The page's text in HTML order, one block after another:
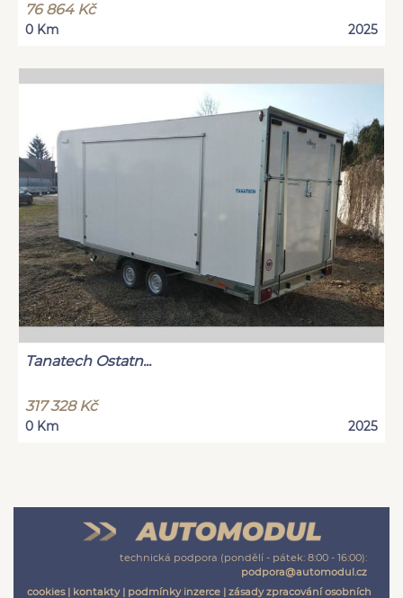
76 864 Kč
0 Km 2025
Tanatech Ostatn...
317 328 Kč
0 Km 2025
technická podpora (pondělí - pátek: 8:00 - 16:00):
podpora@automodul.cz
cookies| kontakty| podmínky inzerce | zásady zpracování osobních